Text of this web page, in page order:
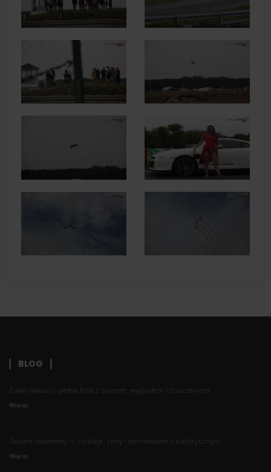
BLOG
Znaki nakazu - pełna lista z opisem, wyglądem i znaczeniem
Więcej
Gokart spalinowy — rodzaje, ceny i porównanie z elektrycznym
Więcej